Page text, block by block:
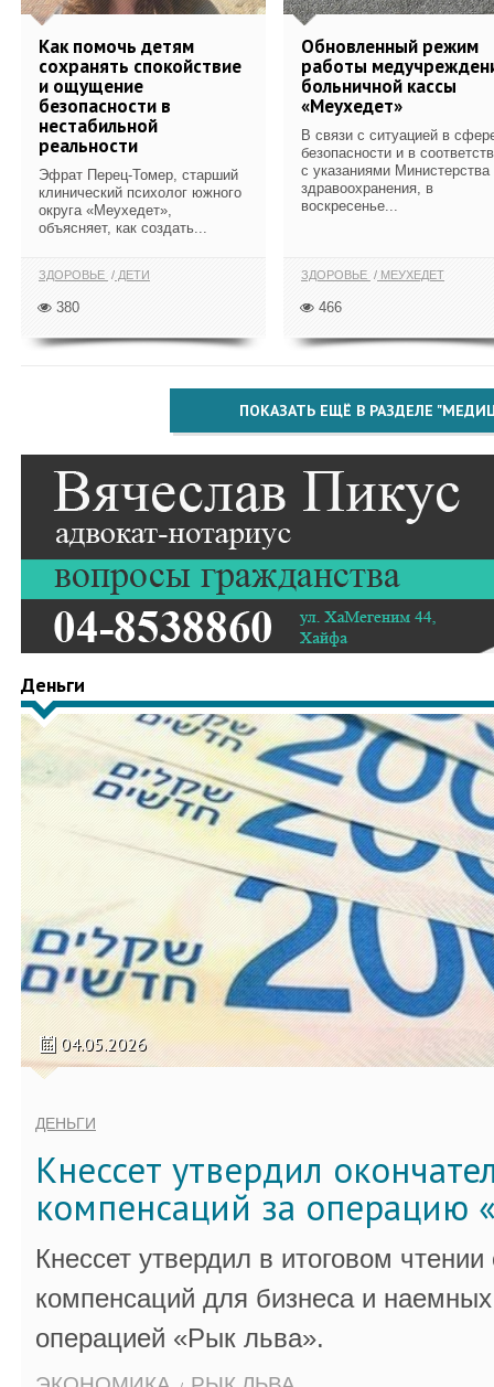
Как помочь детям
сохранять спокойствие
и ощущение
безопасности в
нестабильной
реальности
Эфрат Перец-Томер, старший
клинический психолог южного
округа «Меухедет»,
объясняет, как создать...
ЗДОРОВЬЕ ДЕТИ
380
Обновленный режим
работы
больничной кассы
«Меухедет»
В связи с ситуацией в
безопасности и в
с указаниями Министерства
здравоохранения, в
воскресенье...
ЗДОРОВЬЕ МЕУХЕДЕТ
466
ПОКАЗАТЬ ЕЩЁ В РАЗДЕЛЕ
Деньги
04.05.2026
ДЕНЬГИ
Кнессет утвердил
компенсаций за операцию
Кнессет утвердил в итоговом
компенсаций для бизнеса и
операцией «Рык льва».